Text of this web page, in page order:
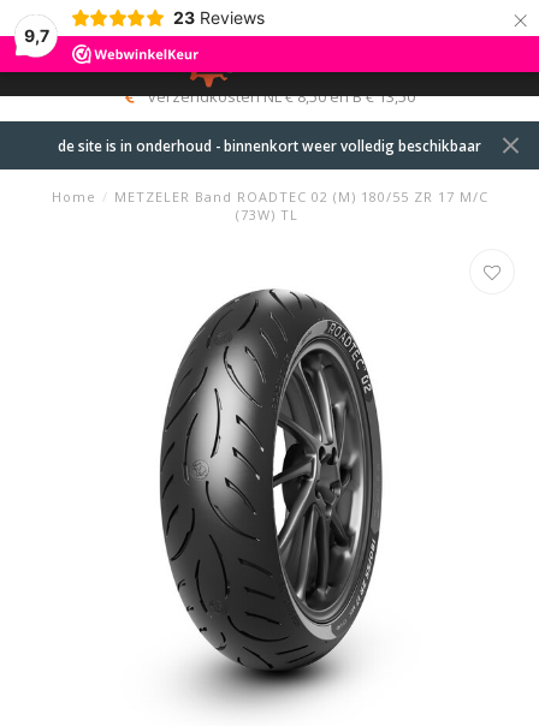
9,7
23 Reviews ×
MENU
0
verzendkosten NL € 8,50 en B € 13,50
de site is in onderhoud - binnenkort weer volledig beschikbaar
Home / METZELER Band ROADTEC 02 (M) 180/55 ZR 17 M/C
(73W) TL